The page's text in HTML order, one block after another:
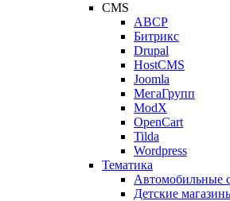
CMS
ABCP
Битрикс
Drupal
HostCMS
Joomla
МегаГрупп
ModX
OpenCart
Tilda
Wordpress
Тематика
Автомобильные
Детские